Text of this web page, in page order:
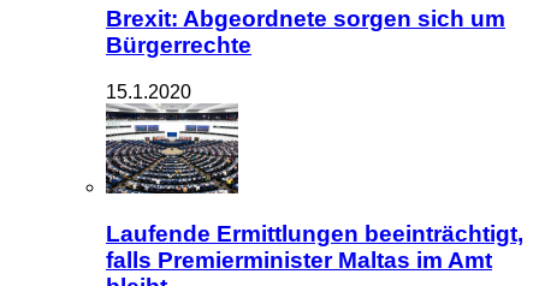
Brexit: Abgeordnete sorgen sich um
Bürgerrechte
15.1.2020
Laufende Ermittlungen beeinträchtigt,
falls Premierminister Maltas im Amt